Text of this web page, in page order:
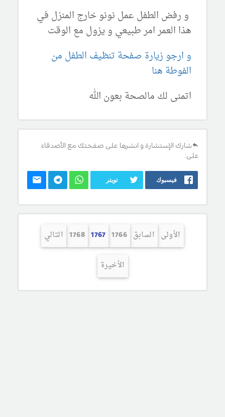
و رفض الطفل عمل نونو خارج المنزل في
هذا العمر امر طبيعي و يزول مع الوقت
و ارجو زيارة صفحة تنظيف الطفل من
الفوطة هنا
اتمنى لك مالصحة بعون الله
شارك الإستشارة و انشرها على صفحتك مع الأصدقاء
على:
فيسبوك تويتر
الأولى السابق 1766
1767
1768 التالي
الأخيرة